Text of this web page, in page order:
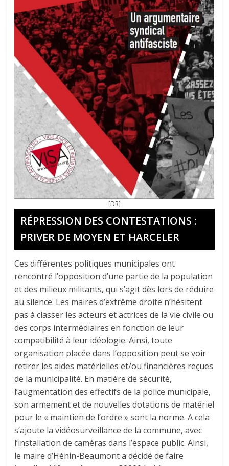
[DR]
RÉPRESSION DES CONTESTATIONS :
PRIVER DE MOYEN ET HARCELER
Ces différentes politiques municipales ont
rencontré l’opposition d’une partie de la population
et des milieux militants, qui s’agit dès lors de réduire
au silence. Les maires d’extrême droite n’hésitent
pas à classer les acteurs et actrices de la vie civile ou
des corps intermédiaires en fonction de leur
compatibilité à leur idéologie. Ainsi, toute
organisation placée dans l’opposition peut se voir
retirer les aides matérielles et/ou financières reçues
de la municipalité. En matière de sécurité,
l’augmentation des effectifs de la police municipale,
son armement et de nouvelles dotations de matériel
pour le « maintien de l’ordre » sont la norme. A cela
s’ajoute la vidéosurveillance de la commune, avec
l’installation de caméras dans l’espace public. Ainsi,
le maire d’Hénin-Beaumont a décidé de faire